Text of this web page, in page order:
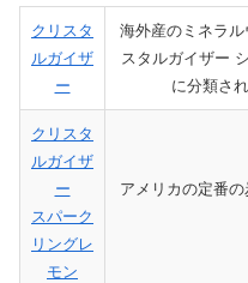
クリスタ
ルガイザ
ー
海外産のミネラ
スタルガイザー
に分類さ
クリスタ
ルガイザ
ー
スパーク
リングレ
モン
アメリカの定番